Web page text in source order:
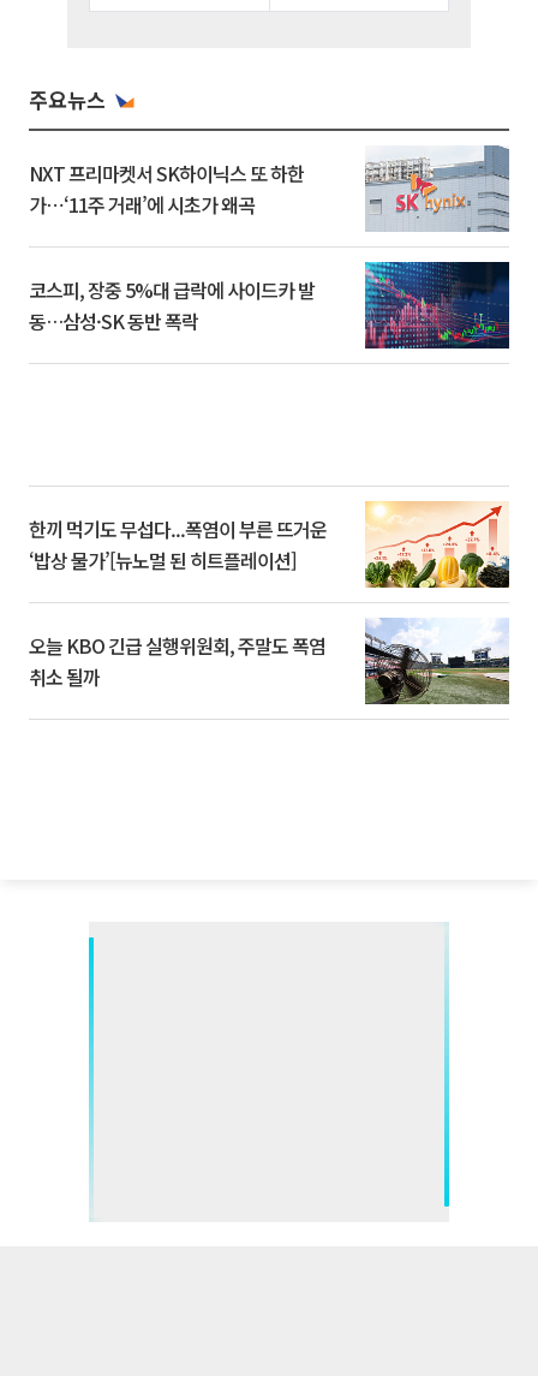
주요뉴스
NXT 프리마켓서 SK하이닉스 또 하한
가⋯‘11주 거래’에 시초가 왜곡
코스피, 장중 5%대 급락에 사이드카 발
동…삼성·SK 동반 폭락
한끼 먹기도 무섭다...폭염이 부른 뜨거운
‘밥상 물가’[뉴노멀 된 히트플레이션]
오늘 KBO 긴급 실행위원회, 주말도 폭염
취소 될까